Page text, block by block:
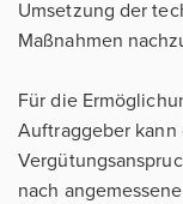
Umsetzung der
Maßnahmen
Für die
Auftraggeber
nach